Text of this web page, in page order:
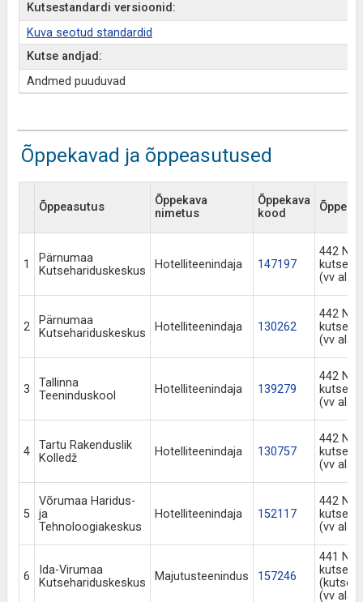
Kutsestandardi versioonid:
Kuva seotud standardid
Kutse andjad:
Andmed puuduvad
Õppekavad ja õppeasutused
Õppeasutus
Õppekava
nimetus
Õppekava
kood
1
Pärnumaa
Kutsehariduskeskus
Hotelliteenindaja 147197
442
(vv
2
Pärnumaa
Kutsehariduskeskus
Hotelliteenindaja 130262
442
(vv
3
Tallinna
Teeninduskool
Hotelliteenindaja 139279
442
(vv
4
Tartu Rakenduslik
Kolledž
Hotelliteenindaja 130757
442
(vv
5
Võrumaa Haridus-
ja
Tehnoloogiakeskus
Hotelliteenindaja 152117
442
(vv
6
Ida-Virumaa
Kutsehariduskeskus
Majutusteenindus 157246
441
(vv